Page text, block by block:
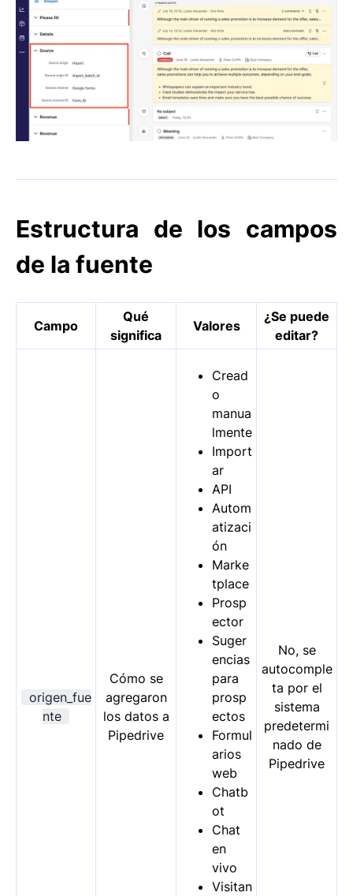
Estructura de los campos
de la fuente
Campo
Qué
significa
Valores
¿Se puede
editar?
origen_fue
nte
Cómo se
agregaron
los datos a
Pipedrive
Cread
o
manua
lmente
Import
ar
API
Autom
atizaci
ón
Marke
tplace
Prosp
ector
Suger
encias
para
prosp
ectos
Formul
arios
web
Chatb
ot
Chat
en
vivo
Visitan
No, se
autocomple
ta por el
sistema
predetermi
nado de
Pipedrive